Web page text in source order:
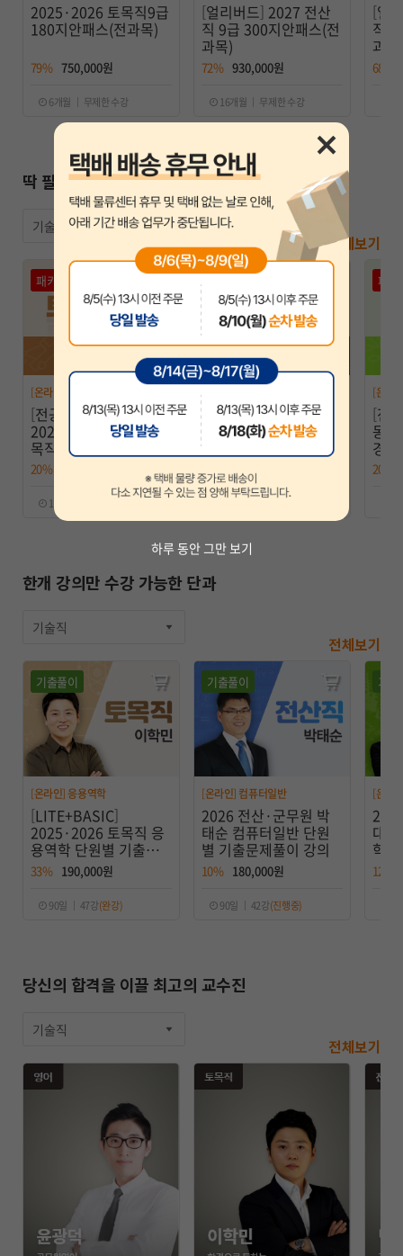
2025·2026 토목직9급
180지안패스(전과목)
79% 750,000원
6개월 ｜ 무제한 수강
[얼리버드] 2027 전산
직 9급 300지안패스(전
과목)
72% 930,000원
16개월 ｜ 무제한 수강
[얼
직 9
과목)
68%
딱 필요한 과목만 담긴 특별 패키지
기술직
전체보기
패키지
[온라인] 토목직
[전공 패키지 ]
2025·2026 이학민 토
목직 LITE+BASIC (역
학+설계) 단원별 기출문
20%
100일 ｜ 2025 시험대비
패키지
[온라인] 전산직
[전공 패키지] 2026 전
산직·군무원9급 전공
박태순 컴퓨터일반 + 조
이론 강의 (NEW)
25%
패키
[온라
[전
동
경
출
20%
한개 강의만 수강 가능한 단과
기술직
전체보기
기출풀이
[온라인] 응용역학
[LITE+BASIC]
2025·2026 토목직 응
용역학 단원별 기출풀
이
33% 190,000원
90일 ｜ 47강(완강)
기출풀이
[온라인] 컴퓨터일반
2026 전산·군무원 박
태순 컴퓨터일반 단원
별 기출문제풀이 강의
10% 180,000원
90일 ｜ 42강(진행중)
기출
[온라
대
학
이
12%
당신의 합격을 이끌 최고의 교수진
기술직
전체보기
하루 동안 그만 보기